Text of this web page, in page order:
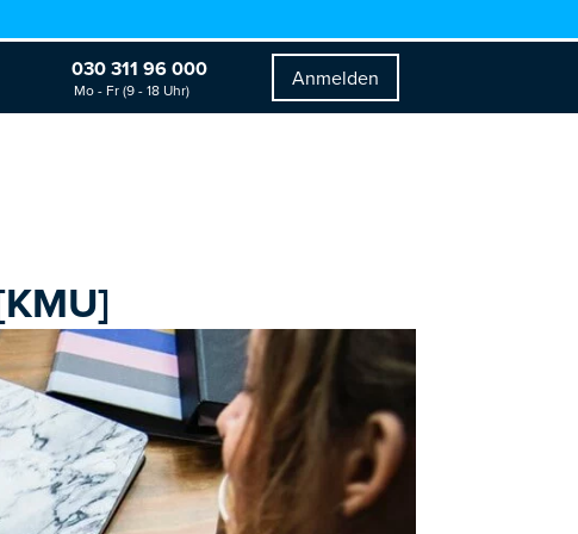
030 311 96 000
Mo - Fr (9 - 18 Uhr) Anmelden